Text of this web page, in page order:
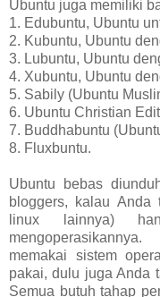
Ubuntu juga memiliki
1. Edubuntu, Ubuntu
2. Kubuntu, Ubuntu
3. Lubuntu, Ubuntu
4. Xubuntu, Ubuntu
5. Sabily (Ubuntu
6. Ubuntu Christian
7. Buddhabuntu
8. Fluxbuntu.
Ubuntu bebas
bloggers, kalau Anda
linux lainnya)
memakai sistem
pakai, dulu juga Anda
Semua butuh tahap